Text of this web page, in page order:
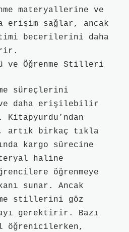
materyallerine ve
erişim sağlar, ancak
becerilerini daha
ve Öğrenme Stilleri
süreçlerini
daha erişilebilir
artık birkaç tıkla
kargo sürecine
haline
öğrenmeye
sunar. Ancak
stillerini göz
gerektirir. Bazı
öğrenicilerken,